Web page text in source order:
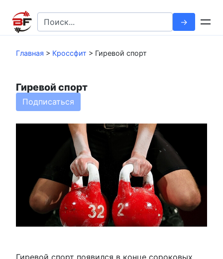
контенту
Search
for:
Главная > Кроссфит > Гиревой спорт
Гиревой спорт
Подписаться
Гиревой спорт появился в конце сороковых